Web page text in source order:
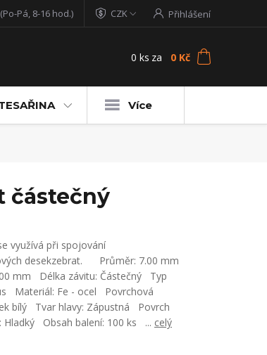
CZK Přihlášení
(Po-Pá, 8-16 hod.)
0 ks za 0 Kč
Více
částečný
využívá při spojování
desekzebrat. Průměr: 7.00 mm
mm Délka závitu: Částečný Typ
Materiál: Fe - ocel Povrchová
bílý Tvar hlavy: Zápustná Povrch
Hladký Obsah balení: 100 ks ... celý